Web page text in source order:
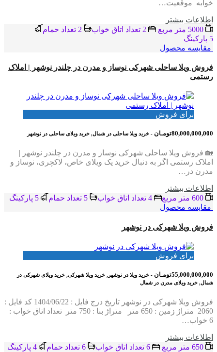
خوابه موقعیت…
اطلاعات بيشتر
5 پاركينگ
مقایسه محصول
فروش ویلا ساحلی شهرکی نوساز و مدرن در چلندر نوشهر | املاک
رستمی
برای فروش
80,000,000,000تومـان - خرید ویلا ساحلی در شمال, خرید ویلای ساحلی در نوشهر
🏡 فروش ویلا ساحلی شهرکی نوساز و مدرن در چلندر نوشهر |
املاک رستمی اگر به دنبال خرید یک ویلای خاص، لاکچری، نوساز و
مدرن در…
اطلاعات بيشتر
مقایسه محصول
فروش ویلا شهرکی در نوشهر
برای فروش
55,000,000,000تومـان
- خرید ویلا در نوشهر, خرید ویلا شهرکی, خرید ویلای شهرکی در
شمال, خرید ویلای مدرن در شمال
فروش ویلا شهرکی در نوشهر تاریخ درج فایل : 1404/06/22 کد فایل :
2060 متراژ زمین : 650 متر متراژ بنا : 750 متر تعداد اتاق خواب :
6 خواب…
اطلاعات بيشتر